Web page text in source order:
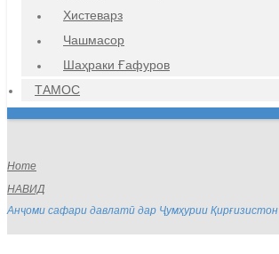
Хистеварз
Чашмасор
Шаҳраки Ғафуров
ТАМОС
Home
НАВИД
Анҷоми сафари давлатӣ дар Ҷумҳурии Қирғизистон